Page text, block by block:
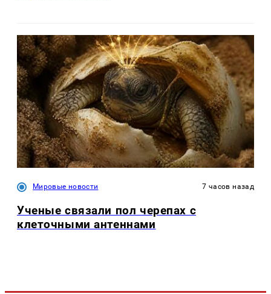
Мировые новости 7 часов назад
Ученые связали пол черепах с
клеточными антеннами